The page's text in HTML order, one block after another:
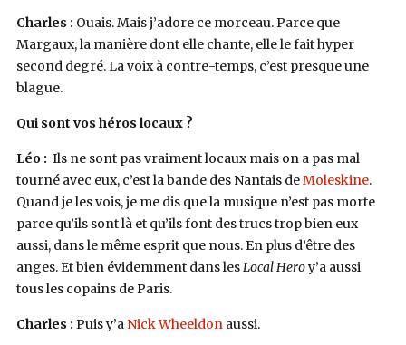
Charles : Ouais. Mais j’adore ce morceau. Parce que
Margaux, la manière dont elle chante, elle le fait hyper
second degré. La voix à contre-temps, c’est presque une
blague.
Qui sont vos héros locaux ?
Léo : Ils ne sont pas vraiment locaux mais on a pas mal
tourné avec eux, c’est la bande des Nantais deMoleskine.
Quand je les vois, je me dis que la musique n’est pas morte
parce qu’ils sont là et qu’ils font des trucs trop bien eux
aussi, dans le même esprit que nous. En plus d’être des
anges. Et bien évidemment dans lesLocal Heroy’a aussi
tous les copains de Paris.
Charles : Puis y’a Nick Wheeldonaussi.